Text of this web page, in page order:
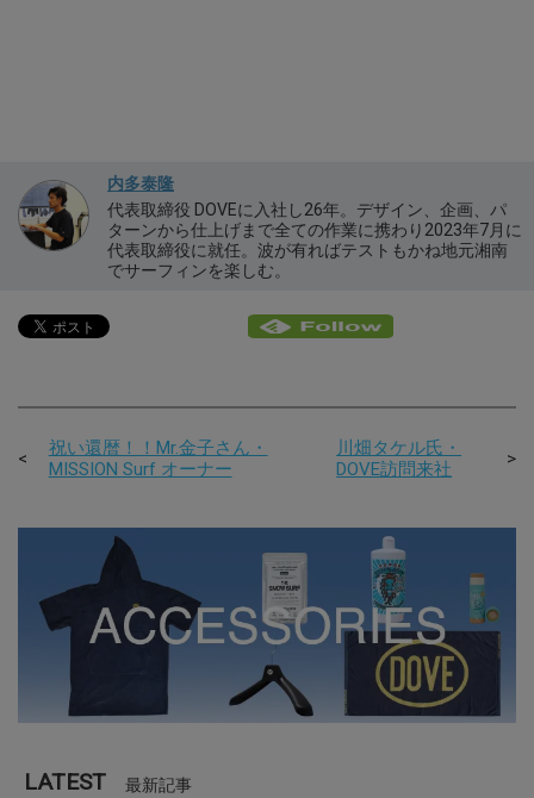
内多泰隆
代表取締役 DOVEに入社し26年。デザイン、企画、パ
ターンから仕上げまで全ての作業に携わり2023年7月に
代表取締役に就任。波が有ればテストもかね地元湘南
でサーフィンを楽しむ。
祝い還暦！！Mr.金子さん・
MISSION Surf オーナー
川畑タケル氏・
DOVE訪問来社
LATEST 最新記事